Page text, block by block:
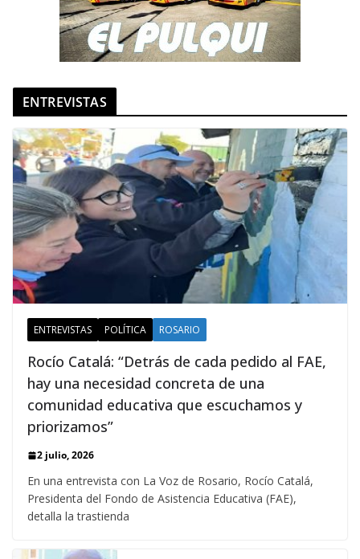
ENTREVISTAS
ENTREVISTAS POLÍTICA ROSARIO
Rocío Catalá: “Detrás de cada pedido al FAE,
hay una necesidad concreta de una
comunidad educativa que escuchamos y
priorizamos”
2 julio, 2026
En una entrevista con La Voz de Rosario, Rocío Catalá,
Presidenta del Fondo de Asistencia Educativa (FAE),
detalla la trastienda